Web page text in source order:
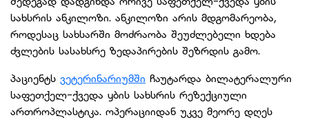
სახსრის ანკილოზი. ანკილოზი არის მდგომარეობა,
როდესაც სახსარში მოძრაობა შეუძლებელი ხდება
ძვლების სასახსრე ზედაპირების შეზრდის გამო.
პაციენტს ვეტერინარიუმში ჩაუტარდა ბილატერალური
საფეთქელ-ქვედა ყბის სახსრის რეზექციული
ართროპლასტიკა. ოპერაციიდან უკვე მეორე დღეს